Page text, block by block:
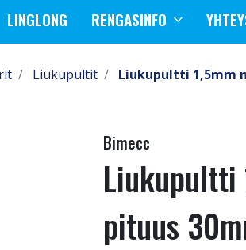
LINGLONG RENGASINFO
Liukupultit Liukupultti 1,5mm
Bimecc
Liukupultti
pituus